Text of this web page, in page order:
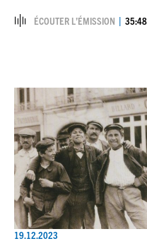
ÉCOUTER L’ÉMISSION 35:48
19.12.2023